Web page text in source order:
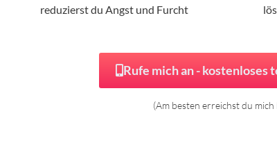
reduzierst du Angst und Furcht
Rufe mich an -
(Am besten erreichst du